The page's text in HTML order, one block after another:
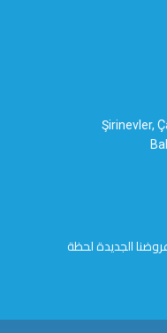
Şirinevler,
الجديدة لحظة